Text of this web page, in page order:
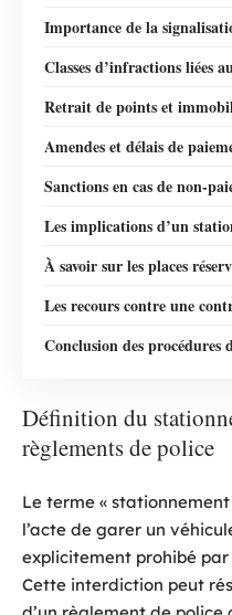
Importance de la
Classes d’infractions liées
Retrait de points et
Amendes et délais de
Sanctions en cas de non-
Les implications d’un
À savoir sur les places
Les recours contre une
Conclusion des procédures
Définition du
règlements de police
Le terme «
l’acte de garer un
explicitement prohibé
Cette interdiction peut